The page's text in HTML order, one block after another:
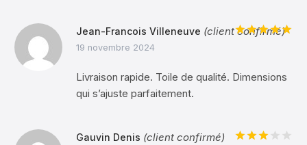
Jean-Francois Villeneuve (client confirmé)
19 novembre 2024
Livraison rapide. Toile de qualité. Dimensions
qui s’ajuste parfaitement.
Gauvin Denis (client confirmé)